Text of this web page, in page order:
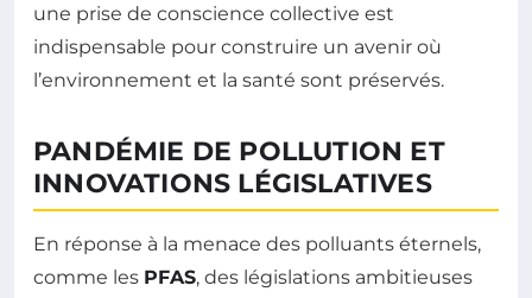
une prise de conscience collective est
indispensable pour construire un avenir où
l’environnement et la santé sont préservés.
PANDÉMIE DE POLLUTION ET
INNOVATIONS LÉGISLATIVES
En réponse à la menace des polluants éternels,
comme les PFAS, des législations ambitieuses